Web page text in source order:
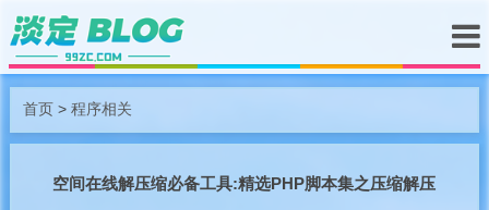
首页> 程序相关
空间在线解压缩必备工具:精选PHP脚本集之压缩解压